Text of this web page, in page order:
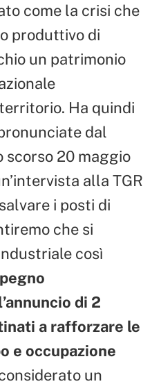
come la crisi che
produttivo di
un patrimonio
Ha quindi
dal
scorso 20 maggio
alla TGR
i posti di
che si
così
di 2
a rafforzare le
e occupazione
un